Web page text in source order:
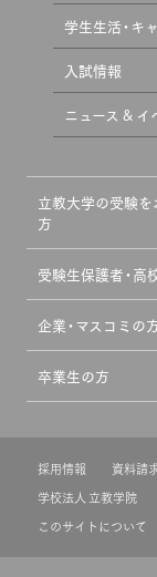
学生生活・キ
入試情報
ニュース & イ
立教大学の受験を
方
受験生保護者・高
企業・マスコミの
卒業生の方
採用情報 資料請
学校法人 立教学院
このサイトについて